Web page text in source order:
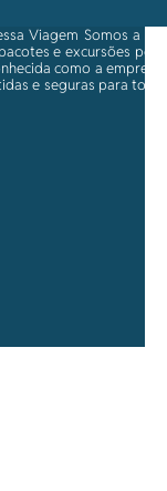
Viagem Somos a
e excursões
como a
e seguras para